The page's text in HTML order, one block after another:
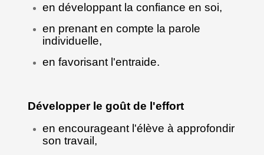
en développant la confiance en soi,
en prenant en compte la parole
individuelle,
en favorisant l'entraide.
Développer le goût de l'effort
en encourageant l'élève à approfondir
son travail,